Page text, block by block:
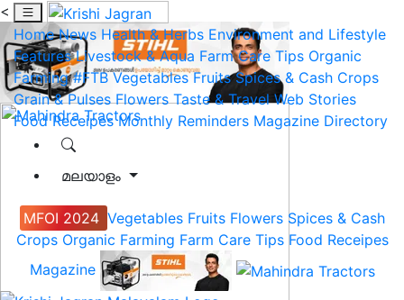
<
Home News Health & Herbs Environment and Lifestyle
Features Livestock & Aqua Farm Care Tips Organic
Farming #FTB Vegetables Fruits Spices & Cash Crops
Grain & Pulses Flowers Taste & Travel Web Stories
Food Receipes Monthly Reminders Magazine Directory
മലയാളം
MFOI 2024 Vegetables Fruits Flowers Spices & Cash
Crops Organic Farming Farm Care Tips Food Receipes
Magazine